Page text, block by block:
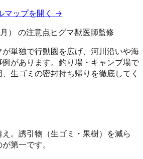
マップを開く →
） の注意点ヒグマ獣医師監修
単独で行動圏を広げ、河川沿いや海
があります。釣り場・キャンプ場で
生ゴミの密封持ち帰りを徹底してく
。誘引物（生ゴミ・果樹）を減ら
第一です。